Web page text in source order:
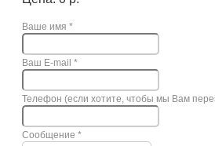
Ваше имя *
Ваш E-mail *
Телефон (если хотите, чтобы мы Вам
Сообщение *